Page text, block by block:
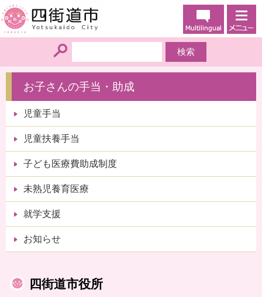
お子さんの手当・助成
児童手当
児童扶養手当
子ども医療費助成制度
未熟児養育医療
就学支援
お知らせ
四街道市役所